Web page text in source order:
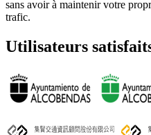
sans avoir à maintenir votre
trafic.
Utilisateurs